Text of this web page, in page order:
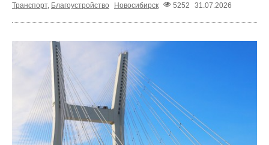
Транспорт, Благоустройство Новосибирск 5252 31.07.2026